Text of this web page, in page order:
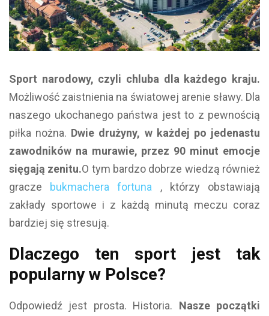
Sport narodowy, czyli chluba dla każdego kraju.
Możliwość zaistnienia na światowej arenie sławy. Dla
naszego ukochanego państwa jest to z pewnością
piłka nożna. Dwie drużyny, w każdej po jedenastu
zawodników na murawie, przez 90 minut emocje
sięgają zenitu.O tym bardzo dobrze wiedzą również
gracze bukmachera fortuna , którzy obstawiają
zakłady sportowe i z każdą minutą meczu coraz
bardziej się stresują.
Dlaczego ten sport jest tak
popularny w Polsce?
Odpowiedź jest prosta. Historia. Nasze początki